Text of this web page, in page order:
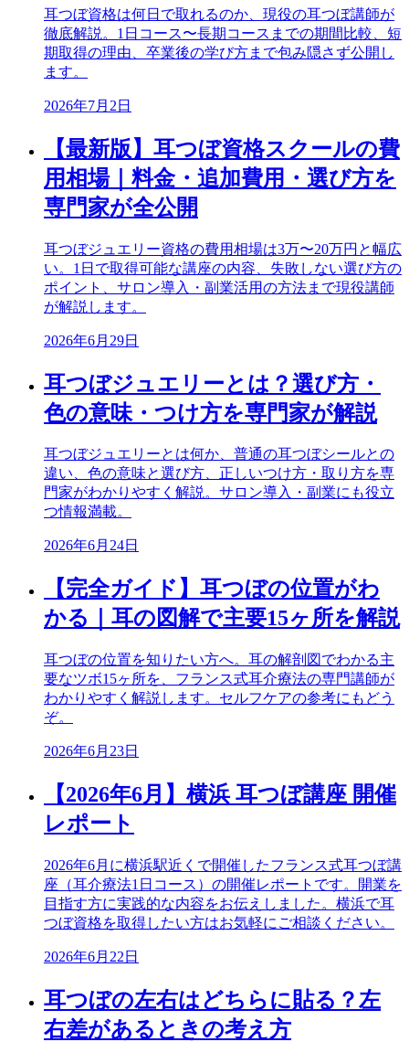
耳つぼ資格は何日で取れるのか、現役の耳つぼ講師が
徹底解説。1日コース〜長期コースまでの期間比較、短
期取得の理由、卒業後の学び方まで包み隠さず公開し
ます。
2026年7月2日
【最新版】耳つぼ資格スクールの費
用相場｜料金・追加費用・選び方を
専門家が全公開
耳つぼジュエリー資格の費用相場は3万〜20万円と幅広
い。1日で取得可能な講座の内容、失敗しない選び方の
ポイント、サロン導入・副業活用の方法まで現役講師
が解説します。
2026年6月29日
耳つぼジュエリーとは？選び方・
色の意味・つけ方を専門家が解説
耳つぼジュエリーとは何か、普通の耳つぼシールとの
違い、色の意味と選び方、正しいつけ方・取り方を専
門家がわかりやすく解説。サロン導入・副業にも役立
つ情報満載。
2026年6月24日
【完全ガイド】耳つぼの位置がわ
かる｜耳の図解で主要15ヶ所を解説
耳つぼの位置を知りたい方へ。耳の解剖図でわかる主
要なツボ15ヶ所を、フランス式耳介療法の専門講師が
わかりやすく解説します。セルフケアの参考にもどう
ぞ。
2026年6月23日
【2026年6月】横浜 耳つぼ講座 開催
レポート
2026年6月に横浜駅近くで開催したフランス式耳つぼ講
座（耳介療法1日コース）の開催レポートです。開業を
目指す方に実践的な内容をお伝えしました。横浜で耳
つぼ資格を取得したい方はお気軽にご相談ください。
2026年6月22日
耳つぼの左右はどちらに貼る？左
右差があるときの考え方